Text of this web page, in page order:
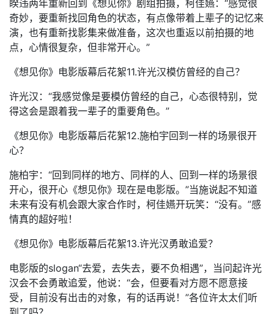
睽违两年重新回到《想见你》剧组拍摄，柯佳嬿：“感觉很
奇妙，要重新找回角色的状态，有点像带着上辈子的记忆来
演，也有重新找影集来做准备，这次也重返以前拍摄的地
点，心情很复杂，但非常开心。”
《想见你》电影版幕后花絮11.许光汉模仿曾经的自己？
许光汉：“我感觉像是要模仿曾经的自己，心态很特别，觉
得这会是跟着我一辈子的重要角色。”
《想见你》电影版幕后花絮12.施柏宇回到一样的场景很开
心？
施柏宇：“回到同样的地方、同样的人、回到一样的场景很
开心，很开心《想见你》现在是电影版。”当施说起不知道
未来有没有机会跟大家合作时，柯佳嬿开玩笑：“没有。”感
情真的超好啦！
《想见你》电影版幕后花絮13.许光汉勇敢追爱？
电影版的slogan“去爱，去失去，要不负相遇”，当问起许光
汉会不会勇敢追爱，他说：“会，但要看对方愿不愿意接
受，目前没有出击的对象，有的话再说！”各位许太太们听